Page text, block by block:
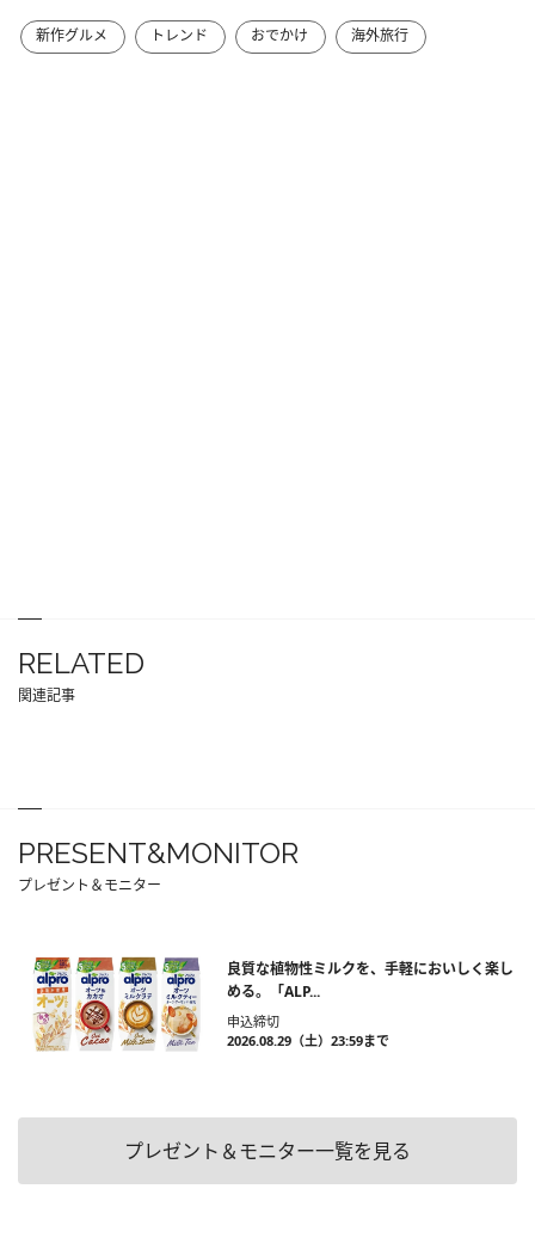
新作グルメ トレンド おでかけ 海外旅行
RELATED
関連記事
PRESENT&MONITOR
プレゼント＆モニター
良質な植物性ミルクを、手軽においしく楽し
める。「ALP...
申込締切
2026.08.29（土）23:59まで
プレゼント＆モニター一覧を見る